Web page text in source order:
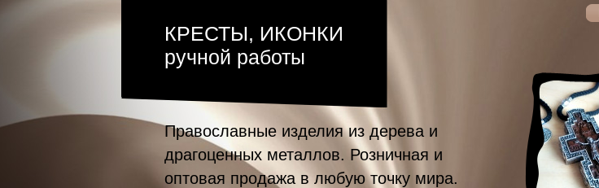
КРЕСТЫ, ИКОНКИ
ручной работы
Православные изделия из дерева и
драгоценных металлов. Розничная и
оптовая продажа в любую точку мира.